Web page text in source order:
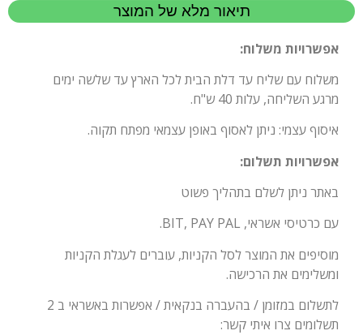
תיאור מלא של המוצר
אפשרויות משלוח:
משלוח עם שליח עד דלת הבית לכל הארץ עד שלשה ימים
מרגע השליחה, עלות 40 ש"ח.
איסוף עצמי: ניתן לאסוף באופן עצמאי מפתח תקוה.
אפשרויות תשלום:
באתר ניתן לשלם בתהליך פשוט
עם כרטיסי אשראי, BIT, PAY PAL.
מוסיפים את המוצר לסל הקניות, עוברים לעגלת הקניות
ומשלימים את הרכישה.
לתשלום במזומן / בהעברה בנקאית / אפשרות באשראי ב 2
תשלומים צרו איתי קשר: